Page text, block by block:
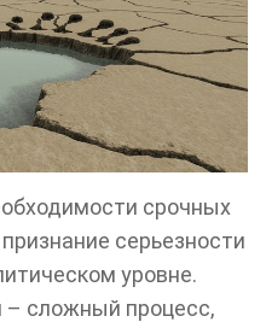
срочных
серьезности
уровне.
– сложный процесс,